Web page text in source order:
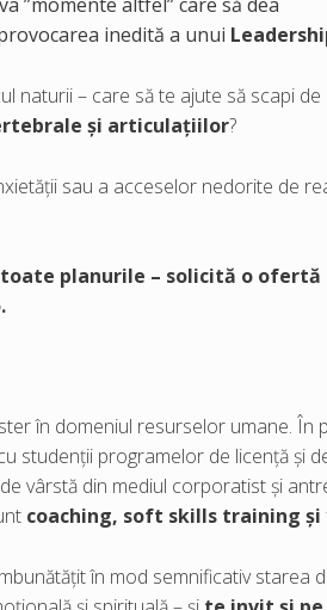
”momente altfel” care să dea
inedită a unui
naturii – care să te ajute să scapi
și articulațiilor?
sau a acceselor nedorite de
planurile – solicită o
.
în domeniul resurselor umane. În
studenții programelor de licență și
vârstă din mediul corporatist și
coaching, soft skills training și
în mod semnificativ starea